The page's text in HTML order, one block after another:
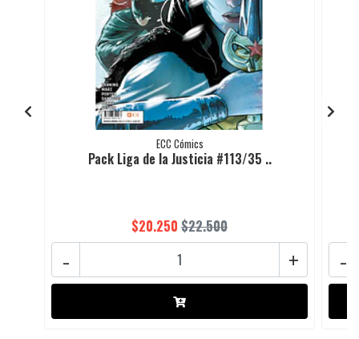
ECC Cómics
Pack Liga de la Justicia #113/35 ..
$20.250 $22.500
+
- -